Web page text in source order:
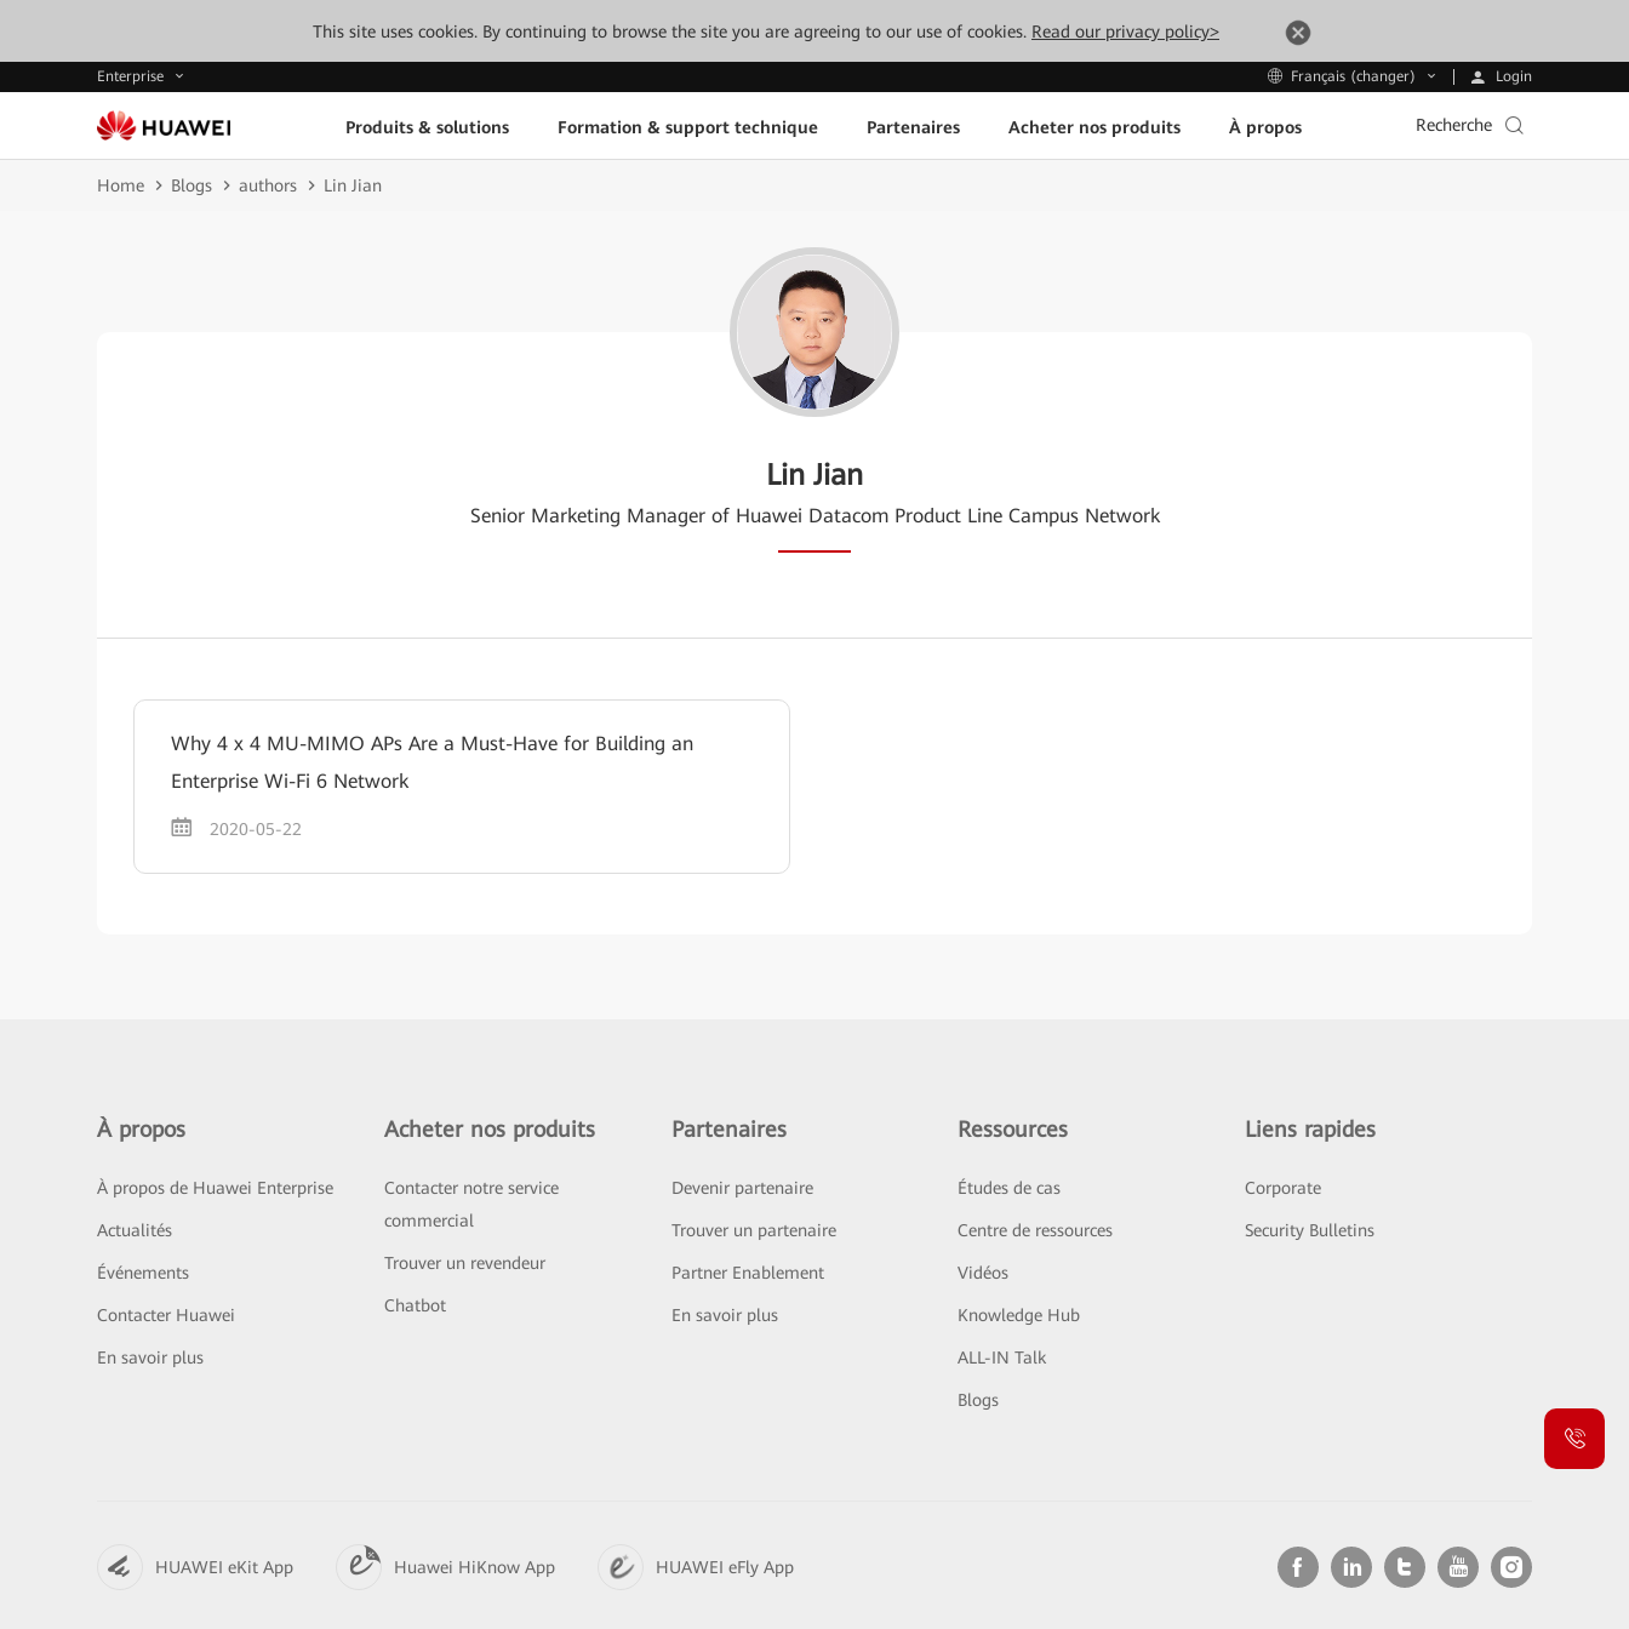
This site uses cookies. By continuing to browse the site you are agreeing to our use of cookies. Read our privacy policy>
Enterprise Français (changer) Login
Produits & solutions Formation & support technique Partenaires Acheter nos produits À propos Recherche
Home Blogs authors Lin Jian
Lin Jian
Senior Marketing Manager of Huawei Datacom Product Line Campus Network
Why 4 x 4 MU-MIMO APs Are a Must-Have for Building an
Enterprise Wi-Fi 6 Network
2020-05-22
À propos
À propos de Huawei Enterprise
Actualités
Événements
Contacter Huawei
En savoir plus
Acheter nos produits
Contacter notre service
commercial
Trouver un revendeur
Chatbot
Partenaires
Devenir partenaire
Trouver un partenaire
Partner Enablement
En savoir plus
Ressources
Études de cas
Centre de ressources
Vidéos
Knowledge Hub
ALL-IN Talk
Blogs
Liens rapides
Corporate
Security Bulletins
HUAWEI eKit App Huawei HiKnow App HUAWEI eFly App